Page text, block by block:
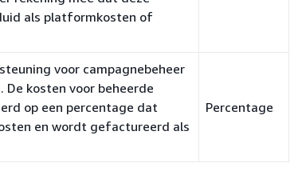
als platformkosten of
voor campagnebeheer
kosten voor beheerde
op een percentage dat
en wordt gefactureerd als
Percentage